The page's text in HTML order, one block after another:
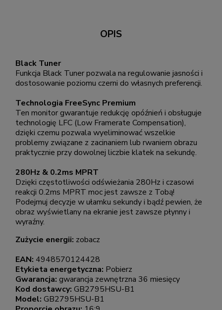
OPIS
Black Tuner
Funkcja Black Tuner pozwala na regulowanie jasności i
dostosowanie poziomu czerni do własnych preferencji.
Technologia FreeSync Premium
Ten monitor gwarantuje redukcję opóźnień i obsługuje
technologię LFC (Low Framerate Compensation),
dzięki czemu pozwala wyeliminować wszelkie
problemy związane z zacinaniem lub rwaniem obrazu
praktycznie przy dowolnej liczbie klatek na sekundę.
280Hz & 0.2ms MPRT
Dzięki częstotliwości odświeżania 280Hz i czasowi
reakcji 0.2ms MPRT moc jest zawsze z Tobą!
Podejmuj decyzje w ułamku sekundy i bądź pewien, że
obraz wyświetlany na ekranie jest zawsze płynny i
wyraźny.
Zużycie energii: zobacz
EAN: 4948570124428
Etykieta energetyczna: Pobierz
Gwarancja: gwarancja zewnętrzna 36 miesięcy
Kod dostawcy: GB2795HSU-B1
Model: GB2795HSU-B1